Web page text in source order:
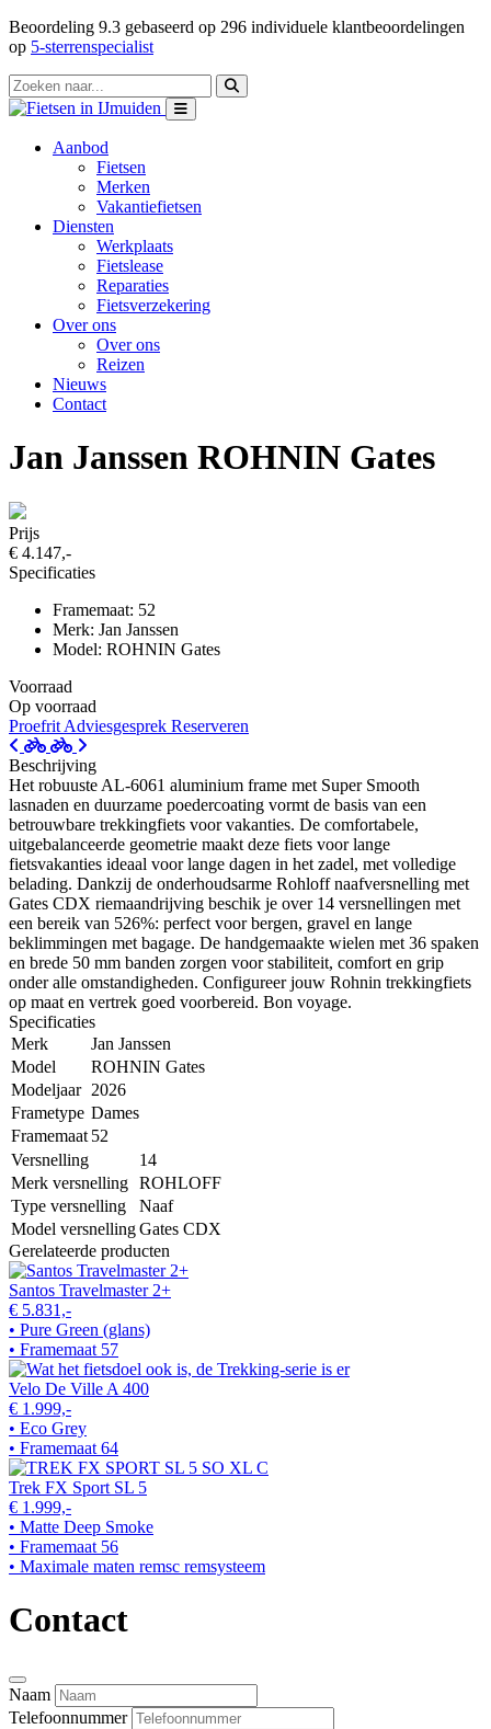
Beoordeling 9.3 gebaseerd op 296 individuele klantbeoordelingen
op 5-sterrenspecialist
Aanbod
Fietsen
Merken
Vakantiefietsen
Diensten
Werkplaats
Fietslease
Reparaties
Fietsverzekering
Over ons
Over ons
Reizen
Nieuws
Contact
Jan Janssen ROHNIN Gates
Prijs
€ 4.147,-
Specificaties
Framemaat: 52
Merk: Jan Janssen
Model: ROHNIN Gates
Voorraad
Op voorraad
Proefrit Adviesgesprek Reserveren
Beschrijving
Het robuuste AL-6061 aluminium frame met Super Smooth
lasnaden en duurzame poedercoating vormt de basis van een
betrouwbare trekkingfiets voor vakanties. De comfortabele,
uitgebalanceerde geometrie maakt deze fiets voor lange
fietsvakanties ideaal voor lange dagen in het zadel, met volledige
belading. Dankzij de onderhoudsarme Rohloff naafversnelling met
Gates CDX riemaandrijving beschik je over 14 versnellingen met
een bereik van 526%: perfect voor bergen, gravel en lange
beklimmingen met bagage. De handgemaakte wielen met 36 spaken
en brede 50 mm banden zorgen voor stabiliteit, comfort en grip
onder alle omstandigheden. Configureer jouw Rohnin trekkingfiets
op maat en vertrek goed voorbereid. Bon voyage.
Specificaties
Merk
Jan Janssen
Model
ROHNIN Gates
Modeljaar 2026
Frametype Dames
Framemaat 52
Versnelling
14
Merk versnelling ROHLOFF
Type versnelling
Naaf
Model versnellingGates CDX
Gerelateerde producten
Santos Travelmaster 2+
€ 5.831,-
• Pure Green (glans)
• Framemaat 57
Velo De Ville A 400
€ 1.999,-
• Eco Grey
• Framemaat 64
Trek FX Sport SL 5
€ 1.999,-
• Matte Deep Smoke
• Framemaat 56
• Maximale maten remsc remsysteem
Contact
Naam
Telefoonnummer